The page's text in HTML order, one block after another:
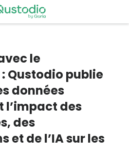
le
Qustodio publie
données
l’impact des
des
et de l’IA sur les